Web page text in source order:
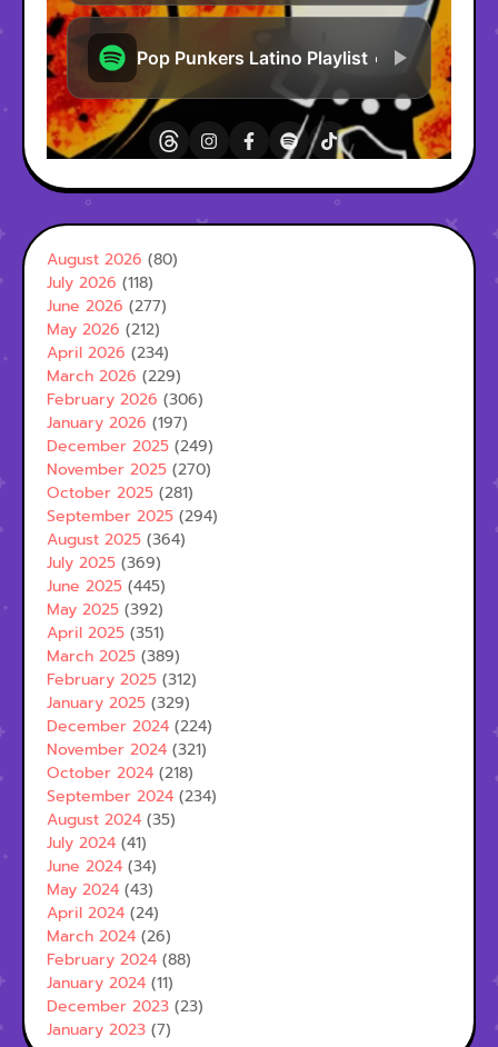
August 2026 (80)
July 2026 (118)
June 2026 (277)
May 2026 (212)
April 2026 (234)
March 2026 (229)
February 2026 (306)
January 2026 (197)
December 2025 (249)
November 2025 (270)
October 2025 (281)
September 2025 (294)
August 2025 (364)
July 2025 (369)
June 2025 (445)
May 2025 (392)
April 2025 (351)
March 2025 (389)
February 2025 (312)
January 2025 (329)
December 2024 (224)
November 2024 (321)
October 2024 (218)
September 2024 (234)
August 2024 (35)
July 2024 (41)
June 2024 (34)
May 2024 (43)
April 2024 (24)
March 2024 (26)
February 2024 (88)
January 2024 (11)
December 2023 (23)
January 2023 (7)